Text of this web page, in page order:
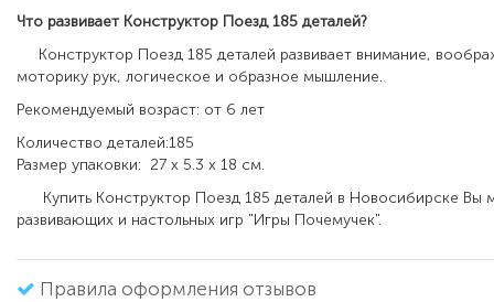
Что развивает Конструктор Поезд 185 деталей?
Конструктор Поезд 185 деталей развивает внимание,
моторику рук, логическое и образное мышление.
Рекомендуемый возраст: от 6 лет
Количество деталей:185
Размер упаковки: 27 x 5.3 x 18 см.
Купить Конструктор Поезд 185 деталей в Новосибирске Вы
развивающих и настольных игр "Игры Почемучек".
Правила оформления отзывов